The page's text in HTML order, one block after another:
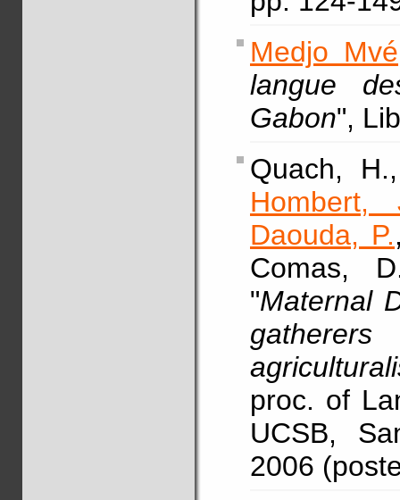
Medjo
langue
Gabon",
Quach,
Hombert,
Daouda, P.
Comas,
"Maternal
proc. of
UCSB,
2006